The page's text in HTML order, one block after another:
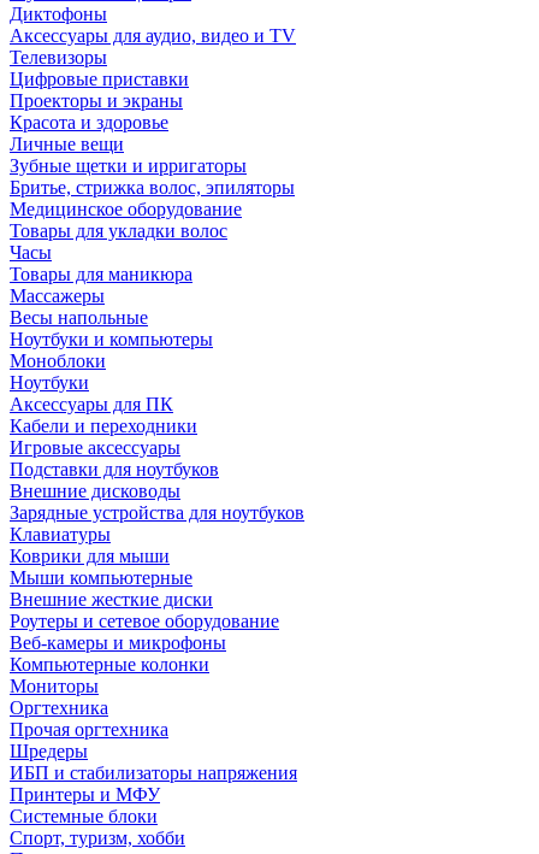
Диктофоны
Аксессуары для аудио, видео и TV
Телевизоры
Цифровые приставки
Проекторы и экраны
Красота и здоровье
Личные вещи
Зубные щетки и ирригаторы
Бритье, стрижка волос, эпиляторы
Медицинское оборудование
Товары для укладки волос
Часы
Товары для маникюра
Массажеры
Весы напольные
Ноутбуки и компьютеры
Моноблоки
Ноутбуки
Аксессуары для ПК
Кабели и переходники
Игровые аксессуары
Подставки для ноутбуков
Внешние дисководы
Зарядные устройства для ноутбуков
Клавиатуры
Коврики для мыши
Мыши компьютерные
Внешние жесткие диски
Роутеры и сетевое оборудование
Веб-камеры и микрофоны
Компьютерные колонки
Мониторы
Оргтехника
Прочая оргтехника
Шредеры
ИБП и стабилизаторы напряжения
Принтеры и МФУ
Системные блоки
Спорт, туризм, хобби